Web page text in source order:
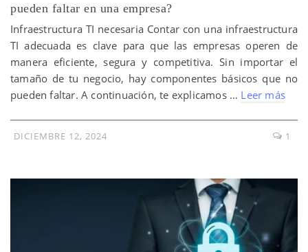
pueden faltar en una empresa?
Infraestructura TI necesaria Contar con una infraestructura
TI adecuada es clave para que las empresas operen de
manera eficiente, segura y competitiva. Sin importar el
tamaño de tu negocio, hay componentes básicos que no
pueden faltar. A continuación, te explicamos … Leer más
DICIEMBRE 12, 2024 1